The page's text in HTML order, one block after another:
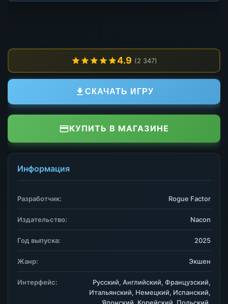
4.9 (2 347)
СКАЧАТЬ ИГРУ
КУПИТЬ В МАГАЗИНЕ
Информация
Разработчик: Rogue Factor
Издательство: Nacon
Год выпуска: 2025
Жанр: Экшен
Интерфейс:
Русский, Английский, Французский,
Итальянский, Немецкий, Испанский,